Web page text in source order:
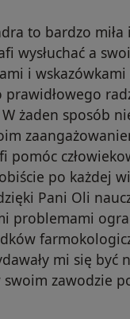
to bardzo miła
wysłuchać a
i wskazówkami
prawidłowego
żaden sposób
pomóc
po każdej
Pani Oli
problemami
mi się być
swoim zawodzie